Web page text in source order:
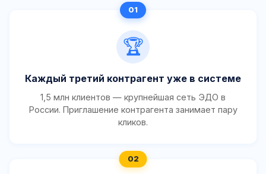
🏆
Каждый третий контрагент уже в системе
1,5 млн клиентов — крупнейшая сеть ЭДО в
России. Приглашение контрагента занимает пару
кликов.